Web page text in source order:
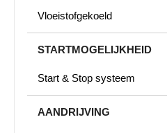
Vloeistofgekoeld
STARTMOGELIJKHEID
Start & Stop systeem
AANDRIJVING